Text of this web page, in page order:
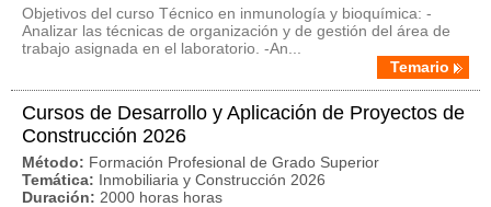
Objetivos del curso Técnico en inmunología y bioquímica: -
Analizar las técnicas de organización y de gestión del área de
trabajo asignada en el laboratorio. -An...
Temario
Cursos de Desarrollo y Aplicación de Proyectos de
Construcción 2026
Método: Formación Profesional de Grado Superior
Temática: Inmobiliaria y Construcción 2026
Duración: 2000 horas horas